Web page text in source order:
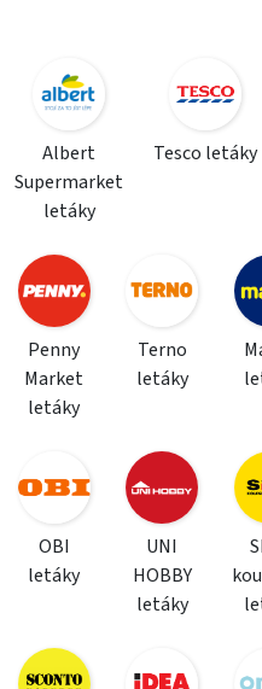
Albert
Supermarket
letáky
Tesco letáky
Penny
Market
letáky
Terno
letáky
OBI
letáky
UNI
HOBBY
letáky